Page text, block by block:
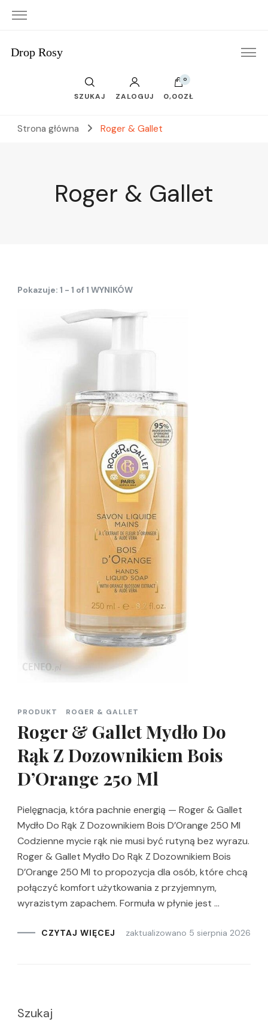
Drop Rosy
SZUKAJ ZALOGUJ
0
0,00ZŁ
Strona główna Roger & Gallet
Roger & Gallet
Pokazuje: 1 - 1 of 1 WYNIKÓW
PRODUKT ROGER & GALLET
Roger & Gallet Mydło Do
Rąk Z Dozownikiem Bois
D’Orange 250 Ml
Pielęgnacja, która pachnie energią — Roger & Gallet
Mydło Do Rąk Z Dozownikiem Bois D’Orange 250 Ml
Codzienne mycie rąk nie musi być rutyną bez wyrazu.
Roger & Gallet Mydło Do Rąk Z Dozownikiem Bois
D’Orange 250 Ml to propozycja dla osób, które chcą
połączyć komfort użytkowania z przyjemnym,
wyrazistym zapachem. Formuła w płynie jest …
CZYTAJ WIĘCEJ zaktualizowano 5 sierpnia 2026
Szukaj